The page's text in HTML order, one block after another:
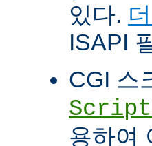
있다.
ISAPI
CGI 스
용하여